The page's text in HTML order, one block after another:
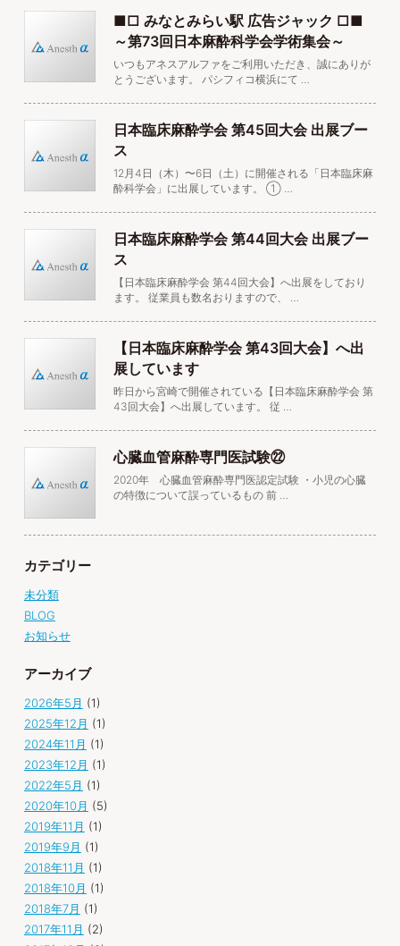
■□ みなとみらい駅 広告ジャック □■
～第73回日本麻酔科学会学術集会～
いつもアネスアルファをご利用いただき、誠にありが
とうございます。 パシフィコ横浜にて …
日本臨床麻酔学会 第45回大会 出展ブー
ス
12月4日（木）〜6日（土）に開催される「日本臨床麻
酔科学会」に出展しています。 ➀ …
日本臨床麻酔学会 第44回大会 出展ブー
ス
【日本臨床麻酔学会 第44回大会】へ出展をしており
ます。 従業員も数名おりますので、 …
【日本臨床麻酔学会 第43回大会】へ出
展しています
昨日から宮崎で開催されている【日本臨床麻酔学会 第
43回大会】へ出展しています。 従 …
心臓血管麻酔専門医試験㉒
2020年 心臓血管麻酔専門医認定試験 ・小児の心臓
の特徴について誤っているもの 前 …
カテゴリー
未分類
BLOG
お知らせ
アーカイブ
2026年5月 (1)
2025年12月 (1)
2024年11月 (1)
2023年12月 (1)
2022年5月 (1)
2020年10月 (5)
2019年11月 (1)
2019年9月 (1)
2018年11月 (1)
2018年10月 (1)
2018年7月 (1)
2017年11月 (2)